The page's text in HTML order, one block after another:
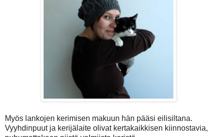
Myös lankojen kerimisen makuun hän pääsi eilisiltana.
Vyyhdinpuut ja kerijälaite olivat kertakaikkisen kiinnostavia,